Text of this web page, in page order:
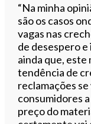
“Na minha
são os casos
vagas nas
de desespero
ainda que, este
tendência de
reclamações se
consumidores
preço do